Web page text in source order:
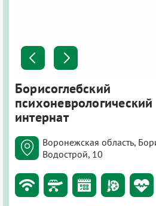
Борисоглебский
психоневрологический
интернат
Воронежская область,
Водострой, 10